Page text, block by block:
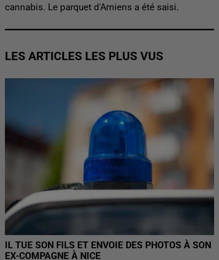
cannabis. Le parquet d'Amiens a été saisi.
LES ARTICLES LES PLUS VUS
IL TUE SON FILS ET ENVOIE DES PHOTOS À SON
EX-COMPAGNE À NICE